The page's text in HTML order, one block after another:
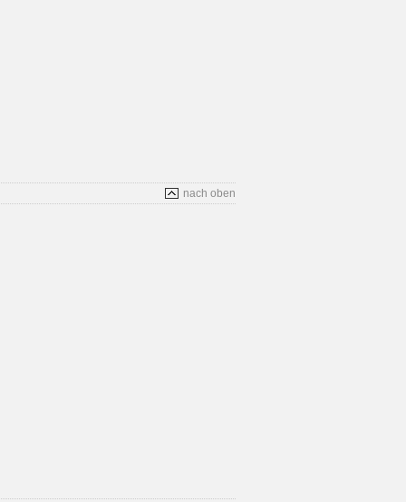
nach oben